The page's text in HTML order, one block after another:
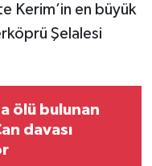
Kerim’in en büyük
Şelalesi
ölü bulunan
davası